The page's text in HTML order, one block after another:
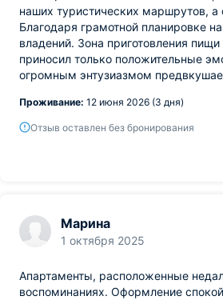
наших туристических маршрутов,
Благодаря грамотной планировке
владений. Зона приготовления
приносил только положительные
огромным энтузиазмом
Проживание: 12 июня 2026 (3 дня)
Отзыв оставлен без бронирования
Марина
1 октября 2025
Апартаменты, расположенные
воспоминаниях. Оформление